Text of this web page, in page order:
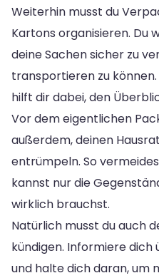
Weiterhin musst du
Kartons organisieren. Du
deine Sachen sicher zu
transportieren zu
hilft dir dabei, den
Vor dem eigentlichen
außerdem, deinen
entrümpeln. So
kannst nur die
wirklich brauchst.
Natürlich musst du auch
kündigen. Informiere dich
und halte dich daran, um